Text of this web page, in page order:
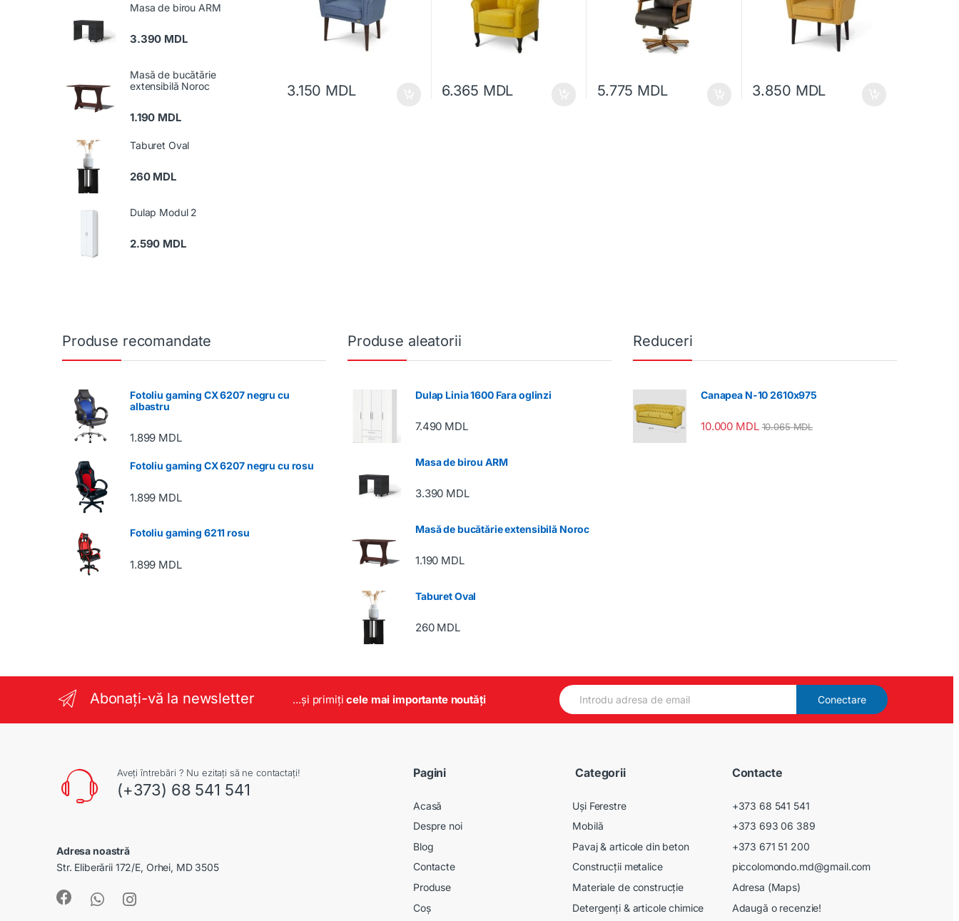
3.150 MDL 6.365 MDL 5.775 MDL 3.850 MDL
Masa de birou ARM
3.390 MDL
Masă de bucătărie
extensibilă Noroc
1.190 MDL
Taburet Oval
260 MDL
Dulap Modul 2
2.590 MDL
Produse recomandate
Fotoliu gaming CX 6207 negru cu
albastru
1.899 MDL
Fotoliu gaming CX 6207 negru cu rosu
1.899 MDL
Fotoliu gaming 6211 rosu
1.899 MDL
Produse aleatorii
Dulap Linia 1600 Fara oglinzi
7.490 MDL
Masa de birou ARM
3.390 MDL
Masă de bucătărie extensibilă Noroc
1.190 MDL
Taburet Oval
260 MDL
Reduceri
Canapea N-10 2610x975
10.000 MDL 10.065MDL
Abonați-vă la newsletter ...și primițicele mai importante noutăți
E
m
Conectare
Aveți întrebări ? Nu ezitați să ne contactați!
(+373) 68 541 541
Adresa noastră
Str. Eliberării 172/E, Orhei, MD 3505
Pagini
Acasă
Despre noi
Blog
Contacte
Produse
Coș
Categorii
Uși Ferestre
Mobilă
Pavaj & articole din beton
Construcții metalice
Materiale de construcție
Detergenți & articole chimice
Contacte
+373 68 541 541
+373 693 06 389
+373 671 51 200
piccolomondo.md@gmail.com
Adresa (Maps)
Adaugă o recenzie!